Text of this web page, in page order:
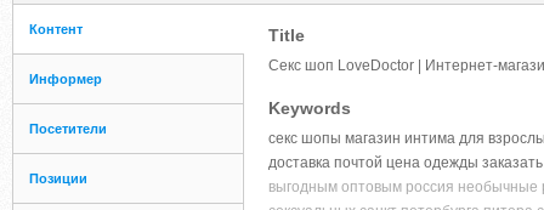
Контент
Информер
Посетители
Позиции
Title
Секс шоп LoveDoctor | Интернет-
Keywords
секс шопы магазин интима для
доставка почтой цена одежды
выгодным оптовым россия необычные